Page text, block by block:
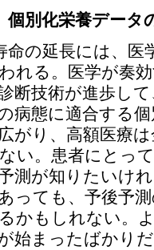
個別化栄養データ
命の延長には、医
れる。医学が奏
断技術が進歩し
病態に適合する
がり、高額医療
い。患者にとっ
測が知りたいけ
っても、予後予
かもしれない。
始まったばかり